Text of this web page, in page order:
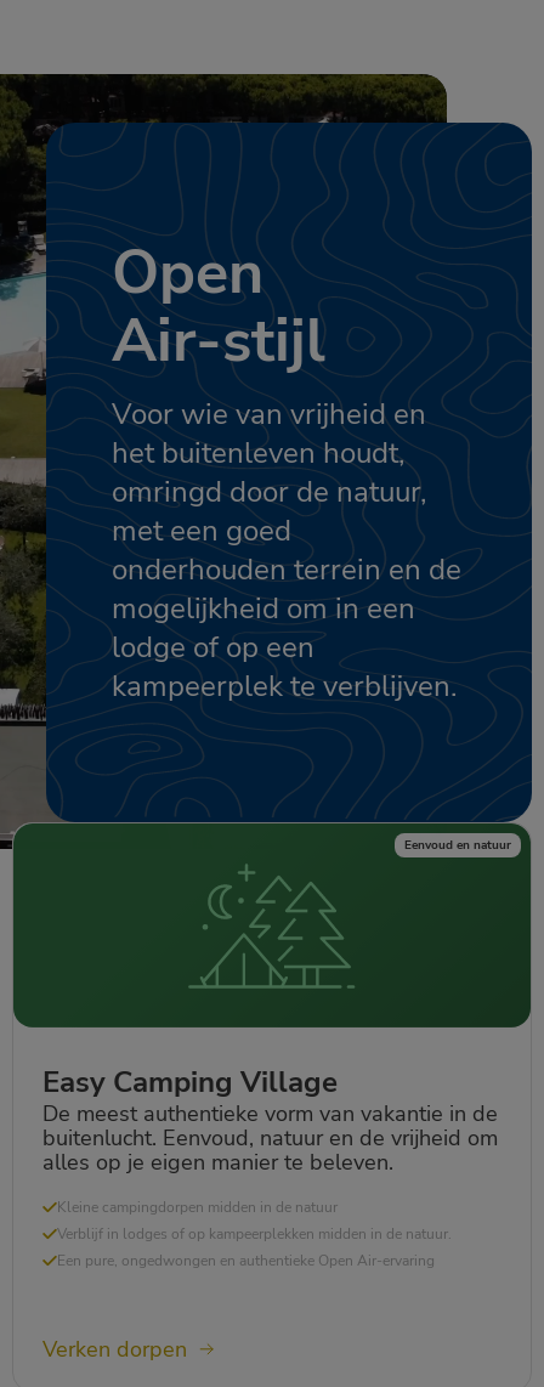
Open
Air-stijl
Voor wie van vrijheid en
het buitenleven houdt,
omringd door de natuur,
met een goed
onderhouden terrein en de
mogelijkheid om in een
lodge of op een
kampeerplek te verblijven.
Eenvoud en natuur
Easy Camping Village
De meest authentieke vorm van vakantie in de
buitenlucht. Eenvoud, natuur en de vrijheid om
alles op je eigen manier te beleven.
Kleine campingdorpen midden in de natuur
Verblijf in lodges of op kampeerplekken midden in de natuur.
Een pure, ongedwongen en authentieke Open Air-ervaring
Verken dorpen